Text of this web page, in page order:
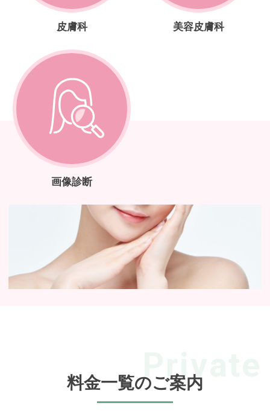
皮膚科 美容皮膚科
画像診断
料金一覧のご案内